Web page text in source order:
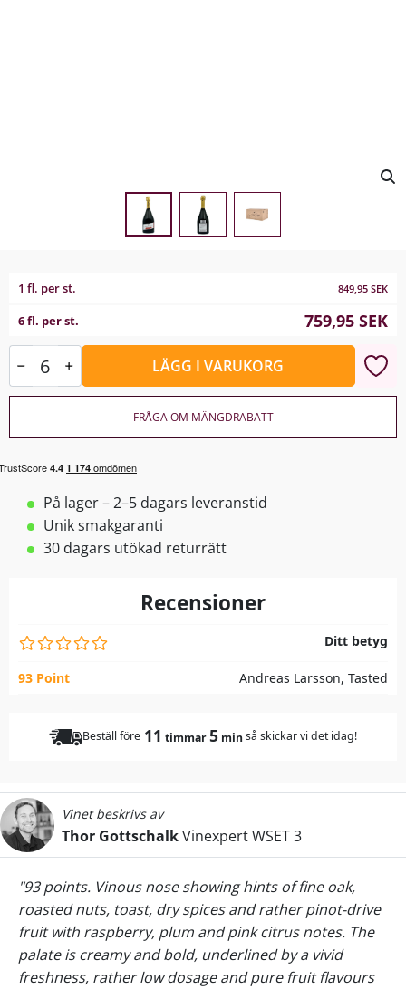
1 fl. per st. 849,95 SEK
6 fl. per st. 759,95 SEK
LÄGG I VARUKORG
FRÅGA OM MÄNGDRABATT
På lager – 2–5 dagars leveranstid
Unik smakgaranti
30 dagars utökad returrätt
Recensioner
Ditt betyg
93 Point Andreas Larsson, Tasted
Beställ före 11 timmar5min så skickar vi det idag!
Vinet beskrivs av
Thor GottschalkVinexpert WSET 3
"93 points. Vinous nose showing hints of fine oak,
roasted nuts, toast, dry spices and rather pinot-drive
fruit with raspberry, plum and pink citrus notes. The
palate is creamy and bold, underlined by a vivid
freshness, rather low dosage and pure fruit flavours